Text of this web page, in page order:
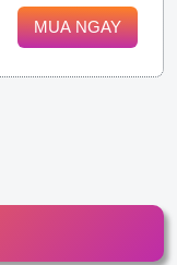
MUA NGAY